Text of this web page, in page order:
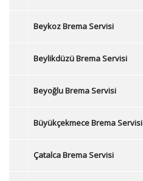
Beykoz Brema Servisi
Beylikdüzü Brema Servisi
Beyoğlu Brema Servisi
Büyükçekmece Brema Servisi
Çatalca Brema Servisi